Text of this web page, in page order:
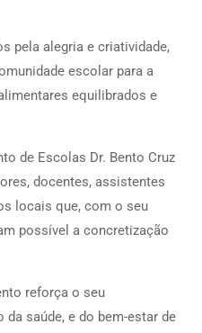
pela alegria e criatividade,
escolar para a
equilibrados e
de Escolas Dr. Bento Cruz
docentes, assistentes
locais que, com o seu
possível a concretização
reforça o seu
saúde, e do bem-estar de